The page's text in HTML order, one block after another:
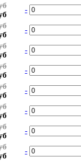
-
-
-
-
-
-
-
-